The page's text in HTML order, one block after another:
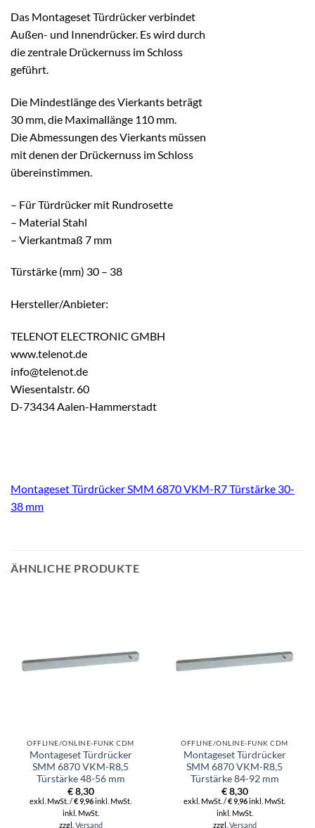
Das Montageset Türdrücker verbindet
Außen- und Innendrücker. Es wird durch
die zentrale Drückernuss im Schloss
geführt.
Die Mindestlänge des Vierkants beträgt
30 mm, die Maximallänge 110 mm.
Die Abmessungen des Vierkants müssen
mit denen der Drückernuss im Schloss
übereinstimmen.
– Für Türdrücker mit Rundrosette
– Material Stahl
– Vierkantmaß 7 mm
Türstärke (mm) 30 – 38
Hersteller/Anbieter:
TELENOT ELECTRONIC GMBH
www.telenot.de
info@telenot.de
Wiesentalstr. 60
D-73434 Aalen-Hammerstadt
Montageset Türdrücker SMM 6870 VKM-R7 Türstärke 30-
38 mm
ÄHNLICHE PRODUKTE
OFFLINE/ONLINE-FUNK CDM
Montageset Türdrücker
SMM 6870 VKM-R8,5
Türstärke 48-56 mm
€8,30
exkl. MwSt. /€9,96inkl. MwSt.
inkl. MwSt.
zzgl. Versand
OFFLINE/ONLINE-FUNK CDM
Montageset Türdrücker
SMM 6870 VKM-R8,5
Türstärke 84-92 mm
€8,30
exkl. MwSt. /€9,96inkl. MwSt.
inkl. MwSt.
zzgl. Versand